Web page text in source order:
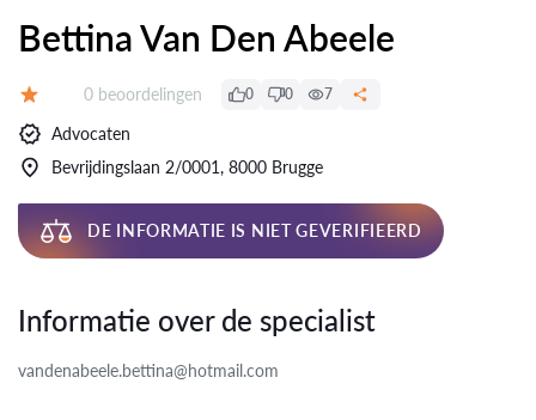
Bettina Van Den Abeele
Beoordelingen:
0 beoordelingen 0 0 7
Advocaten
Bevrijdingslaan 2/0001, 8000 Brugge
DE INFORMATIE IS NIET GEVERIFIEERD
Informatie over de specialist
vandenabeele.bettina@hotmail.com